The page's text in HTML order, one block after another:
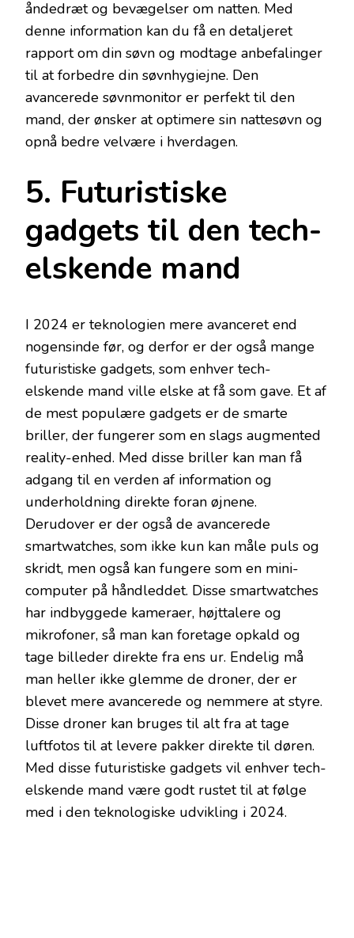
åndedræt og bevægelser om natten. Med
denne information kan du få en detaljeret
rapport om din søvn og modtage anbefalinger
til at forbedre din søvnhygiejne. Den
avancerede søvnmonitor er perfekt til den
mand, der ønsker at optimere sin nattesøvn og
opnå bedre velvære i hverdagen.
5. Futuristiske
gadgets til den tech-
elskende mand
I 2024 er teknologien mere avanceret end
nogensinde før, og derfor er der også mange
futuristiske gadgets, som enhver tech-
elskende mand ville elske at få som gave. Et af
de mest populære gadgets er de smarte
briller, der fungerer som en slags augmented
reality-enhed. Med disse briller kan man få
adgang til en verden af information og
underholdning direkte foran øjnene.
Derudover er der også de avancerede
smartwatches, som ikke kun kan måle puls og
skridt, men også kan fungere som en mini-
computer på håndleddet. Disse smartwatches
har indbyggede kameraer, højttalere og
mikrofoner, så man kan foretage opkald og
tage billeder direkte fra ens ur. Endelig må
man heller ikke glemme de droner, der er
blevet mere avancerede og nemmere at styre.
Disse droner kan bruges til alt fra at tage
luftfotos til at levere pakker direkte til døren.
Med disse futuristiske gadgets vil enhver tech-
elskende mand være godt rustet til at følge
med i den teknologiske udvikling i 2024.